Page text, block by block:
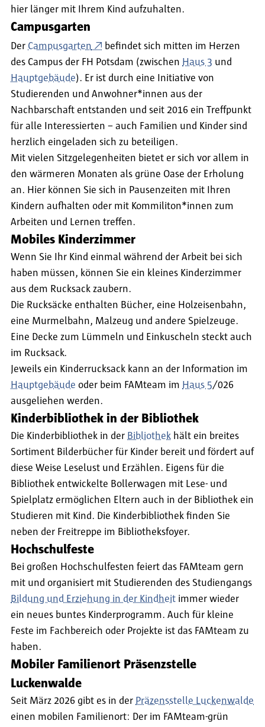
hier länger mit Ihrem Kind aufzuhalten.
Campusgarten
Der Campusgarten
befindet sich mitten im Herzen
des Campus der FH Potsdam (zwischen Haus 3 und
Hauptgebäude). Er ist durch eine Initiative von
Studierenden und Anwohner*innen aus der
Nachbarschaft entstanden und seit 2016 ein Treffpunkt
für alle Interessierten – auch Familien und Kinder sind
herzlich eingeladen sich zu beteiligen.
Mit vielen Sitzgelegenheiten bietet er sich vor allem in
den wärmeren Monaten als grüne Oase der Erholung
an. Hier können Sie sich in Pausenzeiten mit Ihren
Kindern aufhalten oder mit Kommiliton*innen zum
Arbeiten und Lernen treffen.
Mobiles Kinderzimmer
Wenn Sie Ihr Kind einmal während der Arbeit bei sich
haben müssen, können Sie ein kleines Kinderzimmer
aus dem Rucksack zaubern.
Die Rucksäcke enthalten Bücher, eine Holzeisenbahn,
eine Murmelbahn, Malzeug und andere Spielzeuge.
Eine Decke zum Lümmeln und Einkuscheln steckt auch
im Rucksack.
Jeweils ein Kinderrucksack kann an der Information im
Hauptgebäude oder beim FAMteam im Haus 5/026
ausgeliehen werden.
Kinderbibliothek in der Bibliothek
Die Kinderbibliothek in der Bibliothek hält ein breites
Sortiment Bilderbücher für Kinder bereit und fördert auf
diese Weise Leselust und Erzählen. Eigens für die
Bibliothek entwickelte Bollerwagen mit Lese- und
Spielplatz ermöglichen Eltern auch in der Bibliothek ein
Studieren mit Kind. Die Kinderbibliothek finden Sie
neben der Freitreppe im Bibliotheksfoyer.
Hochschulfeste
Bei großen Hochschulfesten feiert das FAMteam gern
mit und organisiert mit Studierenden des Studiengangs
Bildung und Erziehung in der Kindheit immer wieder
ein neues buntes Kinderprogramm. Auch für kleine
Feste im Fachbereich oder Projekte ist das FAMteam zu
haben.
Mobiler Familienort Präsenzstelle
Luckenwalde
Seit März 2026 gibt es in der Präzensstelle Luckenwalde
einen mobilen Familienort: Der im FAMteam-grün